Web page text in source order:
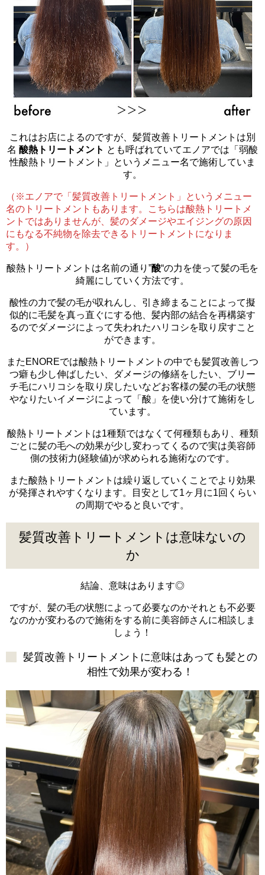
これはお店によるのですが、髪質改善トリートメントは別
名 酸熱トリートメント とも呼ばれていてエノアでは「弱酸
性酸熱トリートメント」というメニュー名で施術していま
す。
（※エノアで「髪質改善トリートメント」というメニュー
名のトリートメントもあります。こちらは酸熱トリートメ
ントではありませんが、髪のダメージやエイジングの原因
にもなる不純物を除去できるトリートメントになりま
す。）
酸熱トリートメントは名前の通り”酸“の力を使って髪の毛を
綺麗にしていく方法です。
酸性の力で髪の毛が収れんし、引き締まることによって擬
似的に毛髪を真っ直ぐにする他、髪内部の結合を再構築す
るのでダメージによって失われたハリコシを取り戻すこと
ができます。
またENOREでは酸熱トリートメントの中でも髪質改善しつ
つ癖も少し伸ばしたい、ダメージの修繕をしたい、ブリー
チ毛にハリコシを取り戻したいなどお客様の髪の毛の状態
やなりたいイメージによって「酸」を使い分けて施術をし
ています。
酸熱トリートメントは1種類ではなくて何種類もあり、種類
ごとに髪の毛への効果が少し変わってくるので実は美容師
側の技術力(経験値)が求められる施術なのです。
また酸熱トリートメントは繰り返していくことでより効果
が発揮されやすくなります。目安として1ヶ月に1回くらい
の周期でやると良いです。
髪質改善トリートメントは意味ないの
か
結論、意味はあります◎
ですが、髪の毛の状態によって必要なのかそれとも不必要
なのかが変わるので施術をする前に美容師さんに相談しま
しょう！
髪質改善トリートメントに意味はあっても髪との
相性で効果が変わる！